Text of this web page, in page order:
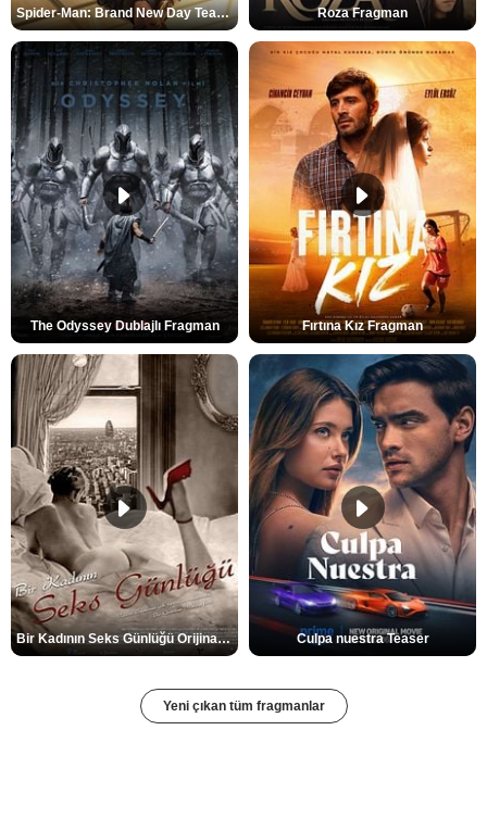
Spider-Man: Brand New Day Teaser Roza Fragman
The Odyssey Dublajlı Fragman Fırtına Kız Fragman
Bir Kadının Seks Günlüğü Orijinal Fragman Culpa nuestra Teaser
Yeni çıkan tüm fragmanlar